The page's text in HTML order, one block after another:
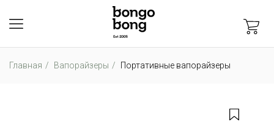
Главная Вапорайзеры Портативные вапорайзеры